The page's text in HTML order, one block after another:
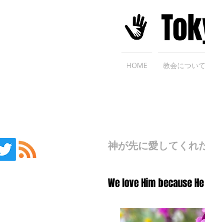
HOME 教会について
神が先に愛してくれ
We love Him because